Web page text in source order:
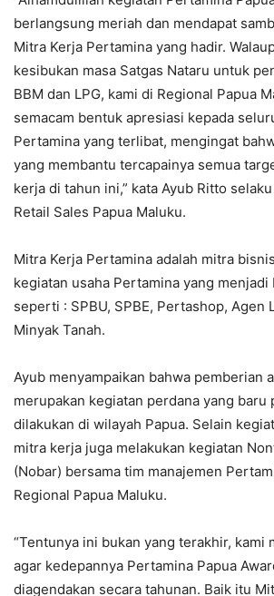
berlangsung meriah dan mendapat
Mitra Kerja Pertamina yang hadir.
kesibukan masa Satgas Nataru untuk
BBM dan LPG, kami di Regional Papua
semacam bentuk apresiasi kepada
Pertamina yang terlibat, mengingat
yang membantu tercapainya semua
kerja di tahun ini,” kata Ayub Ritto
Retail Sales Papua Maluku.
Mitra Kerja Pertamina adalah mitra
kegiatan usaha Pertamina yang menjadi
seperti : SPBU, SPBE, Pertashop, Agen
Minyak Tanah.
Ayub menyampaikan bahwa pemberian
merupakan kegiatan perdana yang baru
dilakukan di wilayah Papua. Selain
mitra kerja juga melakukan kegiatan
(Nobar) bersama tim manajemen
Regional Papua Maluku.
“Tentunya ini bukan yang terakhir, kami
agar kedepannya Pertamina Papua
diagendakan secara tahunan. Baik itu